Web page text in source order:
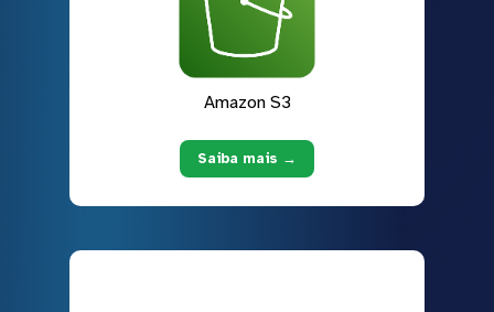
Amazon S3
Saiba mais →